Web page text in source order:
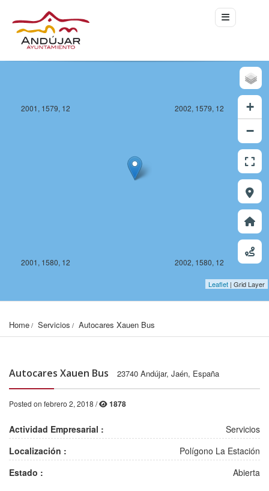
2001, 1579, 12 2002, 1579, 12
2001, 1580, 12 2002, 1580, 12
+
−
Leaflet | Grid Layer
Home Servicios Autocares Xauen Bus
Autocares Xauen Bus 23740 Andújar, Jaén, España
Posted on febrero 2, 2018 / 1878
Actividad Empresarial :
Servicios
Localización :
Polígono La Estación
Estado :
Abierta